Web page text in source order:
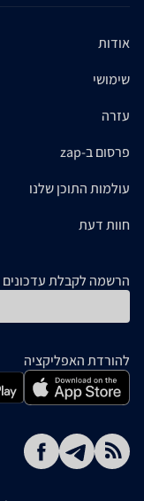
אודות
שימושי
עזרה
פרסום ב-zap
עולמות התוכן שלנו
חוות דעת
הרשמה לקבלת עדכונים
להורדת האפליקציה